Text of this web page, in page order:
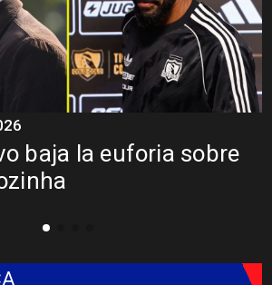
euforia sobre